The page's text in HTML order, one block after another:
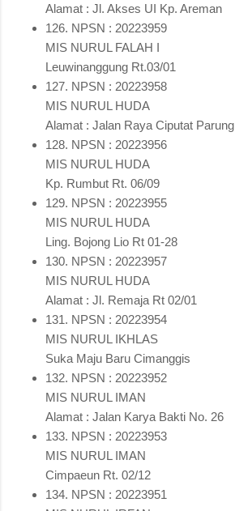
Alamat : Jl. Akses UI Kp. Areman
126. NPSN : 20223959
MIS NURUL FALAH I
Leuwinanggung Rt.03/01
127. NPSN : 20223958
MIS NURUL HUDA
Alamat : Jalan Raya Ciputat Parung
128. NPSN : 20223956
MIS NURUL HUDA
Kp. Rumbut Rt. 06/09
129. NPSN : 20223955
MIS NURUL HUDA
Ling. Bojong Lio Rt 01-28
130. NPSN : 20223957
MIS NURUL HUDA
Alamat : Jl. Remaja Rt 02/01
131. NPSN : 20223954
MIS NURUL IKHLAS
Suka Maju Baru Cimanggis
132. NPSN : 20223952
MIS NURUL IMAN
Alamat : Jalan Karya Bakti No. 26
133. NPSN : 20223953
MIS NURUL IMAN
Cimpaeun Rt. 02/12
134. NPSN : 20223951